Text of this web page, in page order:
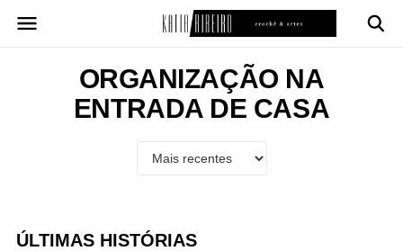
para
ORGANIZAÇÃO NA
ENTRADA DE CASA
ÚLTIMAS HISTÓRIAS